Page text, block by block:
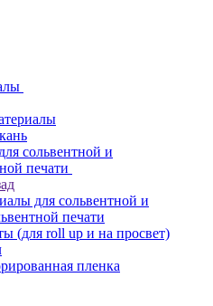
сольвентной и
печати
для сольвентной и
печати
(для roll up и на просвет)
пленка